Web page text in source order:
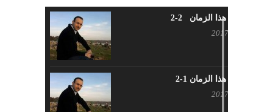
شاب من هذا الزمان 2-2
شاب من هذا الزمان 1-2